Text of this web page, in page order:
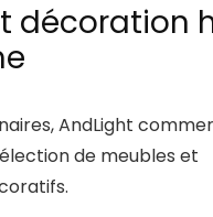
décoration
AndLight
de meubles et